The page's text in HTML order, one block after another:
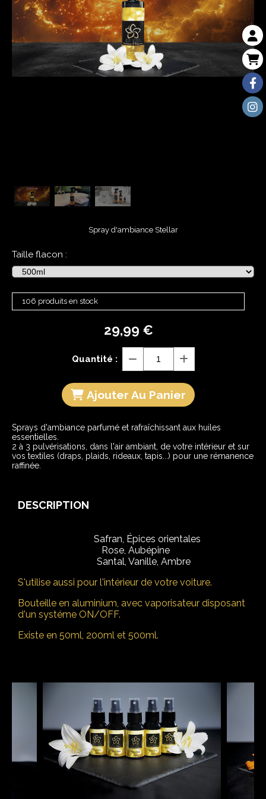
Spray d'ambiance Stellar
Taille flacon :
29,99 €
Quantité :
106 produits en stock
Ajouter Au Panier
Sprays d'ambiance parfumé et rafraîchissant aux huiles
essentielles.
2 à 3 pulvérisations, dans l'air ambiant, de votre intérieur et sur
vos textiles (draps, plaids, rideaux, tapis...) pour une rémanence
raffinée.
DESCRIPTION
Safran, Épices orientales
Rose, Aubépine
Santal, Vanille, Ambre
S'utilise aussi pour l'intérieur de votre voiture.
Bouteille en aluminium, avec vaporisateur disposant
d'un systéme ON/OFF.
Existe en 50ml, 200ml et 500ml.